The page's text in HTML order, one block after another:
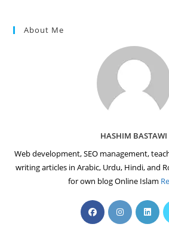
About Me
HASHIM BASTAWI
Web development, SEO management,
writing articles in Arabic, Urdu, Hindi, and
for own blog Online Islam
Opens
in
Opens
in
in